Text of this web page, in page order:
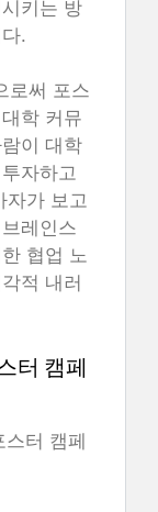
키는 방
.
로써 포스
학 커뮤
이 대학
자하고
자가 보고
레인스
협업 노
적 내러
터 캠페
터 캠페